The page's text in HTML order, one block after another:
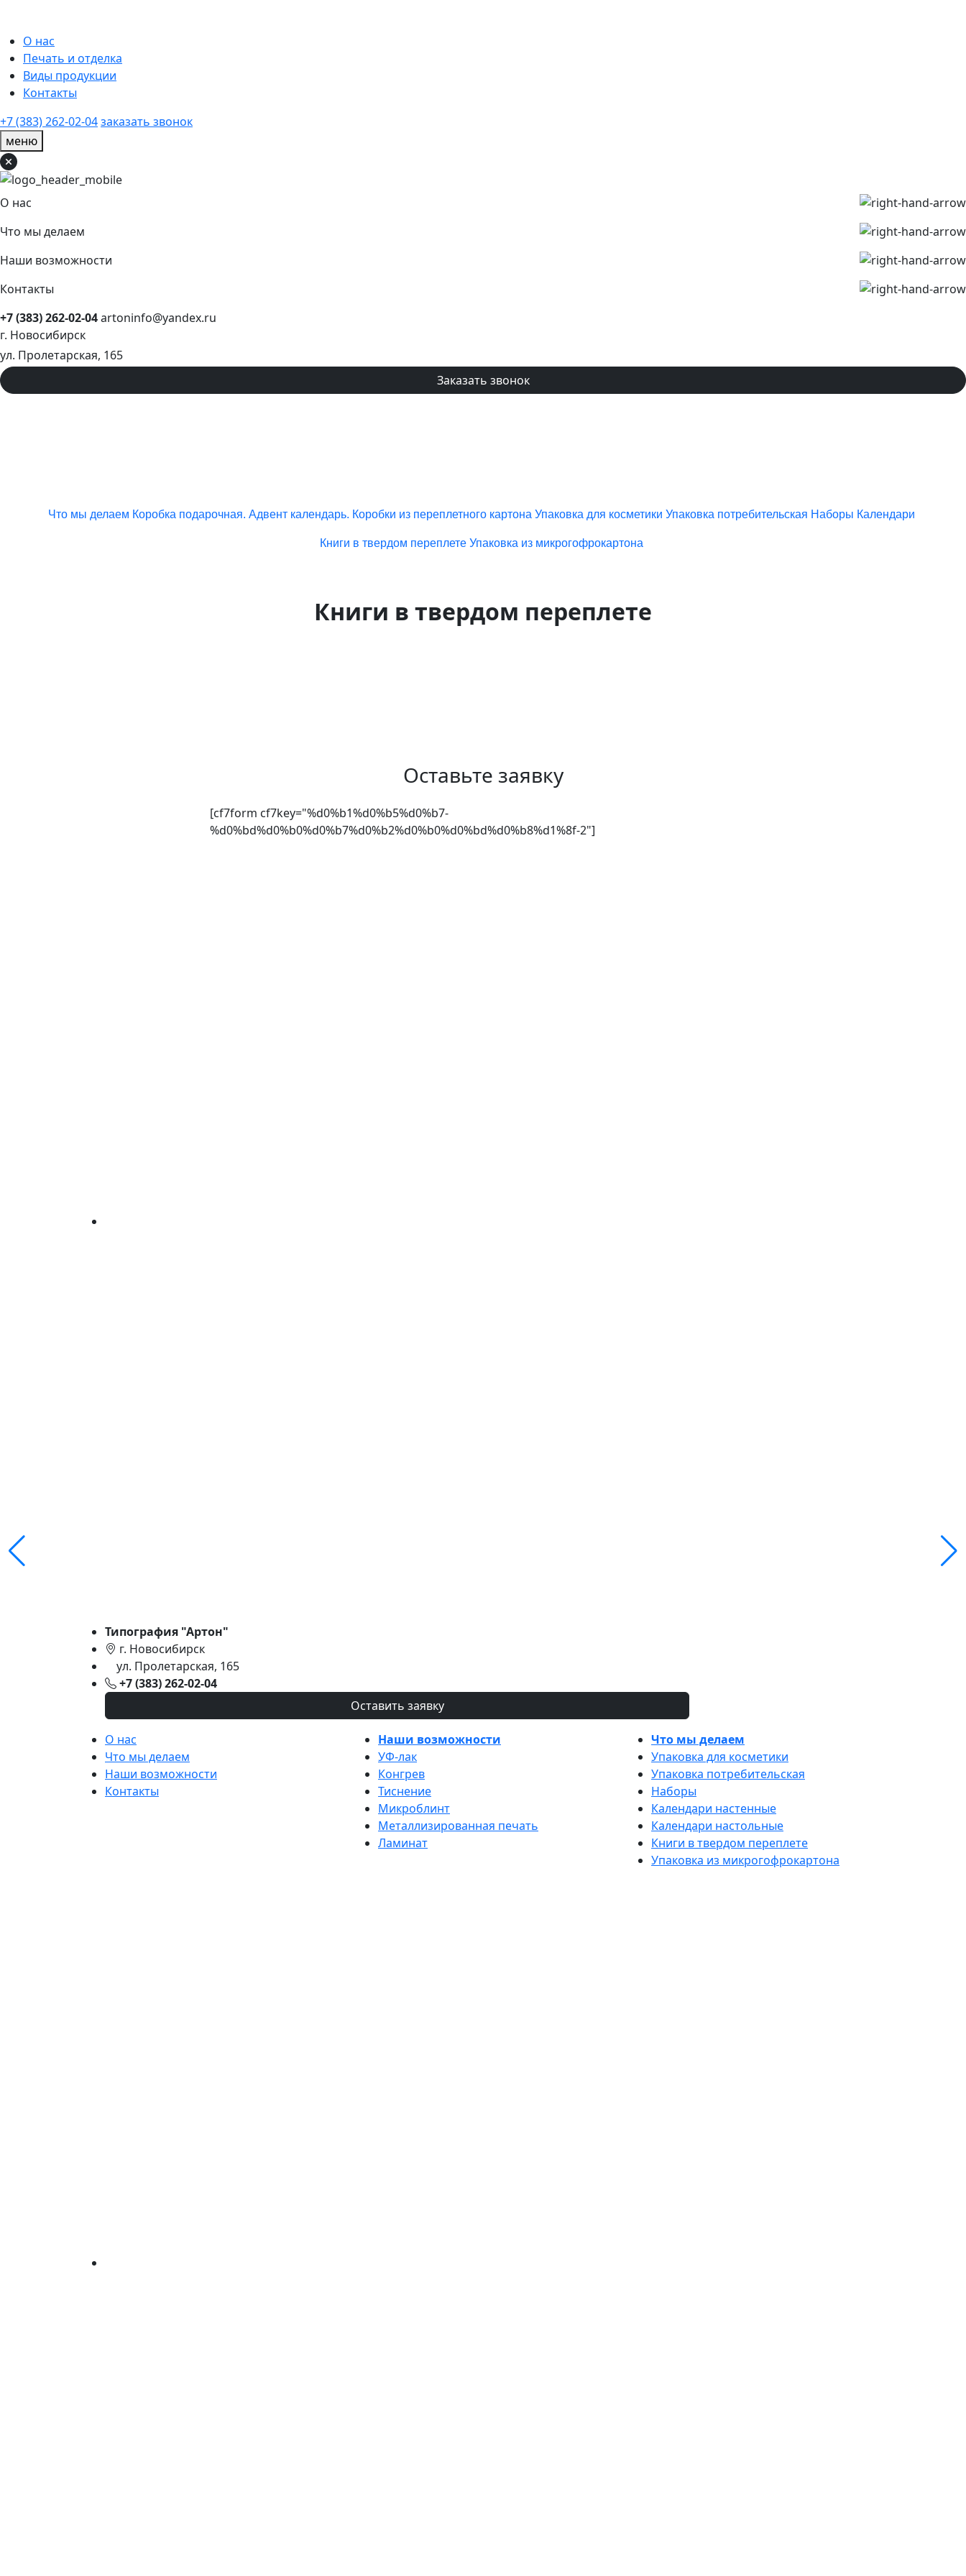
О нас
Печать и отделка
Виды продукции
Контакты
+7 (383) 262-02-04заказать звонок
меню
О нас
Что мы делаем
Наши возможности
Контакты
+7 (383) 262-02-04artoninfo@yandex.ru
г. Новосибирск
ул. Пролетарская, 165
Заказать звонок
Что мы делаем Коробка подарочная. Адвент календарь. Коробки из переплетного картона Упаковка для косметики Упаковка потребительская Наборы Календари
Книги в твердом переплете Упаковка из микрогофрокартона
Книги в твердом переплете
Оставьте заявку
[cf7form cf7key="%d0%b1%d0%b5%d0%b7-
%d0%bd%d0%b0%d0%b7%d0%b2%d0%b0%d0%bd%d0%b8%d1%8f-2"]
Типография "Артон"
г. Новосибирск
ул. Пролетарская, 165
+7 (383) 262-02-04
Оставить заявку
О нас
Что мы делаем
Наши возможности
Контакты
Наши возможности
УФ-лак
Конгрев
Тиснение
Микроблинт
Металлизированная печать
Ламинат
Что мы делаем
Упаковка для косметики
Упаковка потребительская
Наборы
Календари настенные
Календари настольные
Книги в твердом переплете
Упаковка из микрогофрокартона